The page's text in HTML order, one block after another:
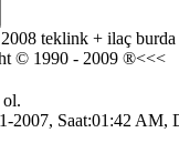
teklink + ilaç burda
© 1990 - 2009 ®<<<
ol.
2007, Saat:01:42 AM,